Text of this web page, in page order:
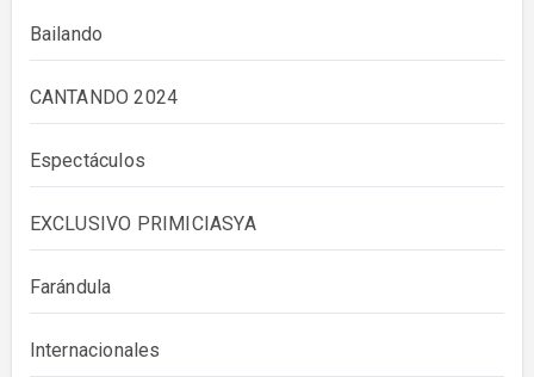
Bailando
CANTANDO 2024
Espectáculos
EXCLUSIVO PRIMICIASYA
Farándula
Internacionales